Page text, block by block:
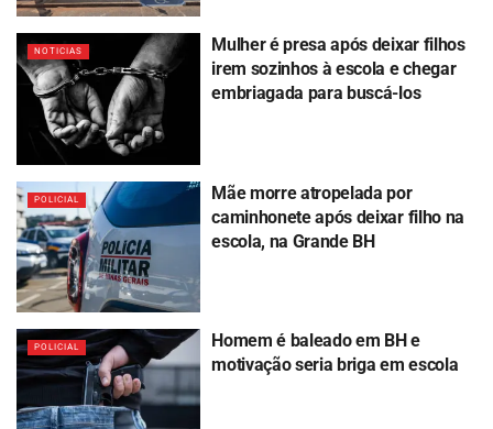
NOTICIAS
Mulher é presa após deixar filhos
irem sozinhos à escola e chegar
embriagada para buscá-los
POLICIAL
Mãe morre atropelada por
caminhonete após deixar filho na
escola, na Grande BH
POLICIAL
Homem é baleado em BH e
motivação seria briga em escola